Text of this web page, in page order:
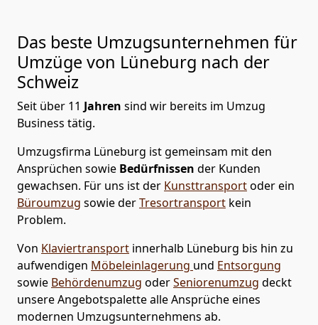
Das beste Umzugsunternehmen für
Umzüge von Lüneburg nach der
Schweiz
Seit über 11 Jahren sind wir bereits im Umzug
Business tätig.
Umzugsfirma Lüneburg ist gemeinsam mit den
Ansprüchen sowie Bedürfnissen der Kunden
gewachsen. Für uns ist der Kunsttransportoder ein
Büroumzug sowie derTresortransport kein
Problem.
Von Klaviertransport innerhalb Lüneburg bis hin zu
aufwendigen Möbeleinlagerung und Entsorgung
sowie Behördenumzug oderSeniorenumzug deckt
unsere Angebotspalette alle Ansprüche eines
modernen Umzugsunternehmens ab.